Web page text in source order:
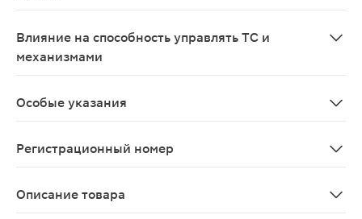
Влияние на способность управлять ТС и
механизмами
Особые указания
Регистрационный номер
Описание товара